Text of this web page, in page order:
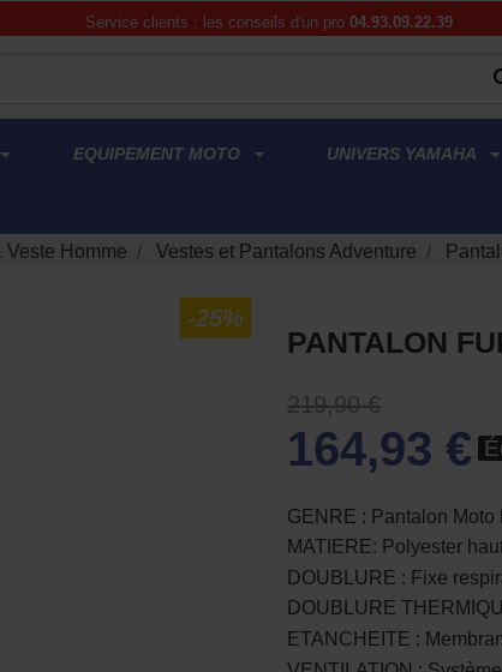
Service clients : les conseils d'un pro 04.93.09.22.39
EQUIPEMENT MOTO UNIVERS YAMAHA
Veste Homme Vestes et Pantalons Adventure
-25%
PANTALON
219,90 €
164,93 €
GENRE : Pantalon Moto
MATIERE: Polyester
DOUBLURE : Fixe
DOUBLURE
ETANCHEITE :